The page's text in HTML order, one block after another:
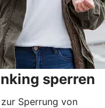
sperren
Sperrung von